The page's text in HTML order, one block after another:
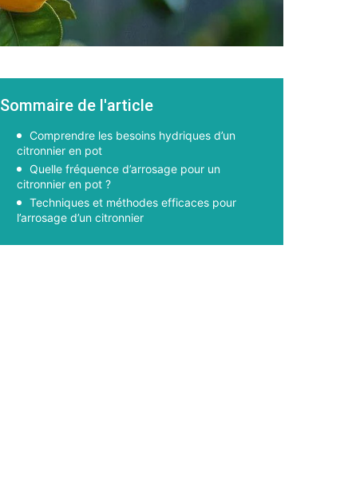
Sommaire de l'article
Comprendre les besoins hydriques d’un
citronnier en pot
Quelle fréquence d’arrosage pour un
citronnier en pot ?
Techniques et méthodes efficaces pour
l’arrosage d’un citronnier